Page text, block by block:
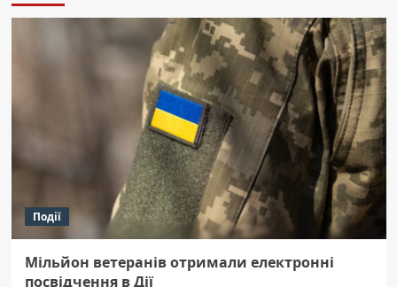
Події
Мільйон ветеранів отримали електронні
посвідчення в Дії